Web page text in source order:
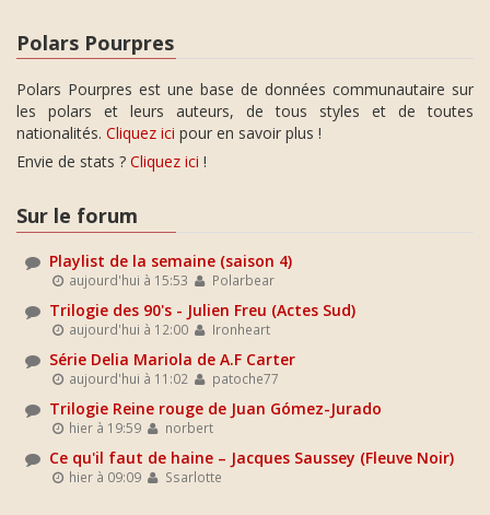
Polars Pourpres
Polars Pourpres est une base de données communautaire sur
les polars et leurs auteurs, de tous styles et de toutes
nationalités. Cliquez ici pour en savoir plus !
Envie de stats ? Cliquez ici !
Sur le forum
Playlist de la semaine (saison 4)
aujourd'hui à 15:53 Polarbear
Trilogie des 90's - Julien Freu (Actes Sud)
aujourd'hui à 12:00 Ironheart
Série Delia Mariola de A.F Carter
aujourd'hui à 11:02 patoche77
Trilogie Reine rouge de Juan Gómez-Jurado
hier à 19:59 norbert
Ce qu'il faut de haine – Jacques Saussey (Fleuve Noir)
hier à 09:09 Ssarlotte